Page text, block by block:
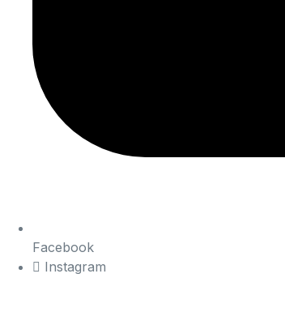
Facebook
Instagram